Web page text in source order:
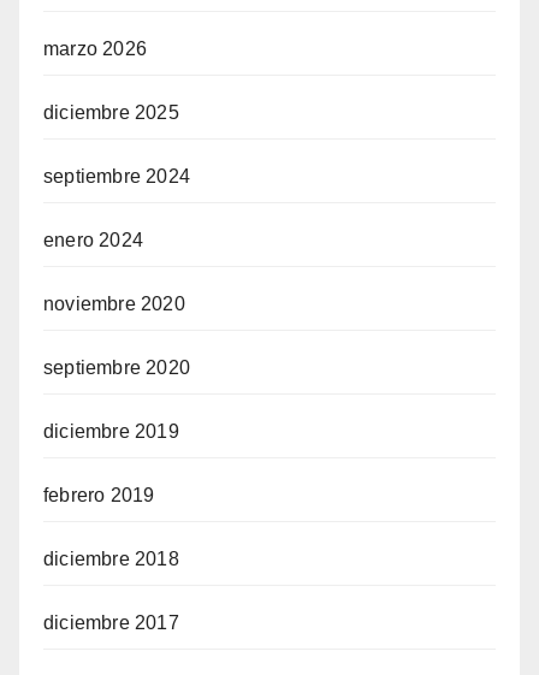
marzo 2026
diciembre 2025
septiembre 2024
enero 2024
noviembre 2020
septiembre 2020
diciembre 2019
febrero 2019
diciembre 2018
diciembre 2017